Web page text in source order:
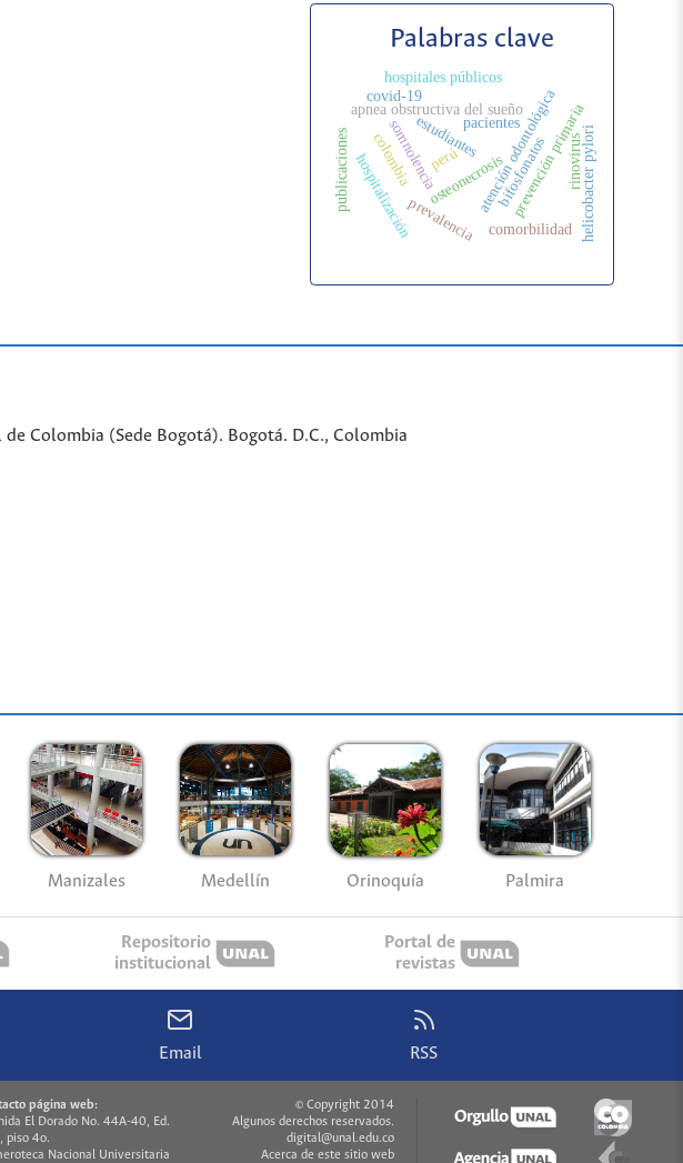
Palabras clave
bifosfonatos
osteonecrosisatención odontológica
prevención primaria
apnea obstructiva del sueño
somnolenciaestudiantes
prevalencia
covid-19
rinovirus
hospitalización comorbilidad helicobacter pylori
publicaciones colombia
pacientes
hospitales públicos
perú
Colombia (Sede Bogotá). Bogotá. D.C., Colombia
Manizales Medellín Orinoquía Palmira
Repositorio
institucional
Portal de
revistas
Email RSS
página web:
El Dorado No. 44A-40, Ed.
piso 4o.
Nacional Universitaria
© Copyright 2014
Algunos derechos reservados.
digital@unal.edu.co
Acerca de este sitio web